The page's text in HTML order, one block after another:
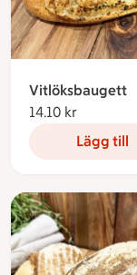
Vitlöksbaugett
14.10 kr
Lägg till